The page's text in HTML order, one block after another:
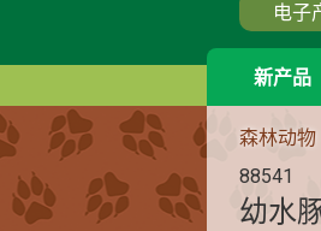
电子
新产品
森林动物
88541
幼水